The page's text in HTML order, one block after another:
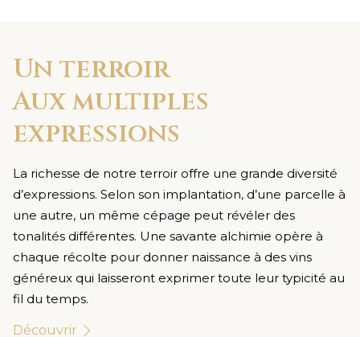
Un terroir
Aux multiples
expressions
La richesse de notre terroir offre une grande diversité
d’expressions. Selon son implantation, d’une parcelle à
une autre, un même cépage peut révéler des
tonalités différentes. Une savante alchimie opère à
chaque récolte pour donner naissance à des vins
généreux qui laisseront exprimer toute leur typicité au
fil du temps.
Découvrir